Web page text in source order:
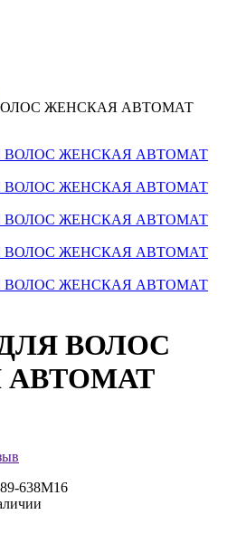
ЖЕНСКАЯ АВТОМАТ
ВОЛОС
638M16